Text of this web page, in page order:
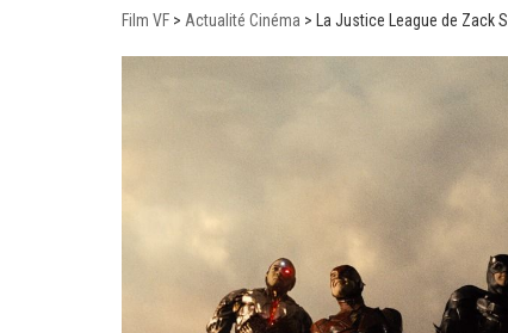
Film VF > Actualité Cinéma > La Justice League de Zack